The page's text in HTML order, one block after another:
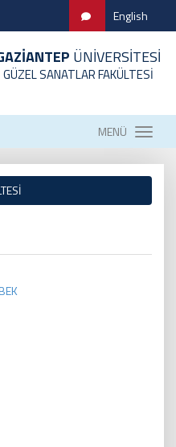
English
ÜNİVERSİTESİ
GÜZEL SANATLAR FAKÜLTESİ
MENÜ